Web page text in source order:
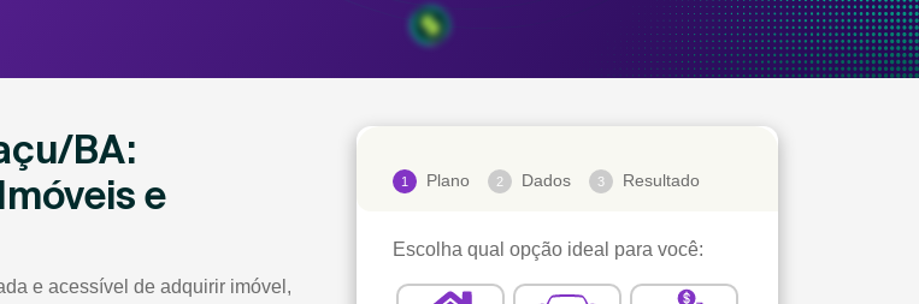
BA:
e
e acessível de adquirir imóvel,
1 Plano 2 Dados 3 Resultado
Escolha qual opção ideal para você: